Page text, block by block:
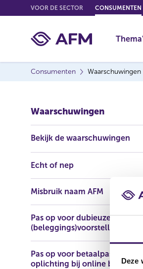
Deze
o
o
VOOR DE SECTOR CONSUMENTEN
Consumenten Waarschuwingen
Waarschuwingen
Bekijk de waarschuwingen
Echt of nep
Misbruik naam AFM
Pas op voor dubieuze
(beleggings)voorstellen
Pas op voor betaalpasfraude
oplichting bij online